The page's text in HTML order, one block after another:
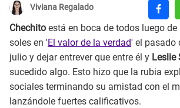
Viviana Regalado
Chechito está en boca de todos luego de
soles en 'El valor de la verdad' el pasado
julio y dejar entrever que entre él y Leslie
sucedido algo. Esto hizo que la rubia
sociales terminando su amistad con el
lanzándole fuertes calificativos.